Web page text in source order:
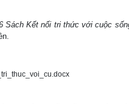
Sách Kết nối tri thức với cuộc